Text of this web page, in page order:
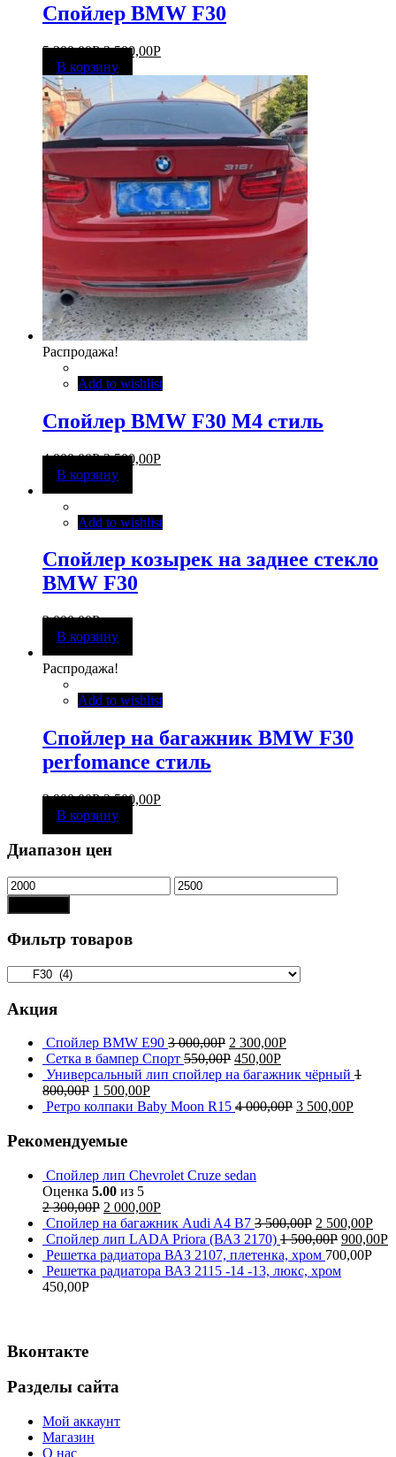
Спойлер BMW F30
5 300,00Р 2 500,00Р
В корзину
Распродажа!
Add to wishlist
Спойлер BMW F30 M4 стиль
4 000,00Р 2 500,00Р
В корзину
Add to wishlist
Спойлер козырек на заднее стекло
BMW F30
2 000,00Р
В корзину
Распродажа!
Add to wishlist
Спойлер на багажник BMW F30
perfomance стиль
3 900,00Р 2 500,00Р
В корзину
Диапазон цен
Фильтр товаров
Акция
Спойлер BMW E90 3 000,00Р 2 300,00Р
Сетка в бампер Спорт 550,00Р 450,00Р
Универсальный лип спойлер на багажник чёрный 1
800,00Р 1 500,00Р
Ретро колпаки Baby Moon R15 4 000,00Р 3 500,00Р
Рекомендуемые
Спойлер лип Chevrolet Cruze sedan
Оценка 5.00 из 5
2 300,00Р 2 000,00Р
Спойлер на багажник Audi A4 B7 3 500,00Р 2 500,00Р
Спойлер лип LADA Priora (ВАЗ 2170) 1 500,00Р 900,00Р
Решетка радиатора ВАЗ 2107, плетенка, хром 700,00Р
Решетка радиатора ВАЗ 2115 -14 -13, люкс, хром
450,00Р
Вконтакте
Разделы сайта
Мой аккаунт
Магазин
О нас